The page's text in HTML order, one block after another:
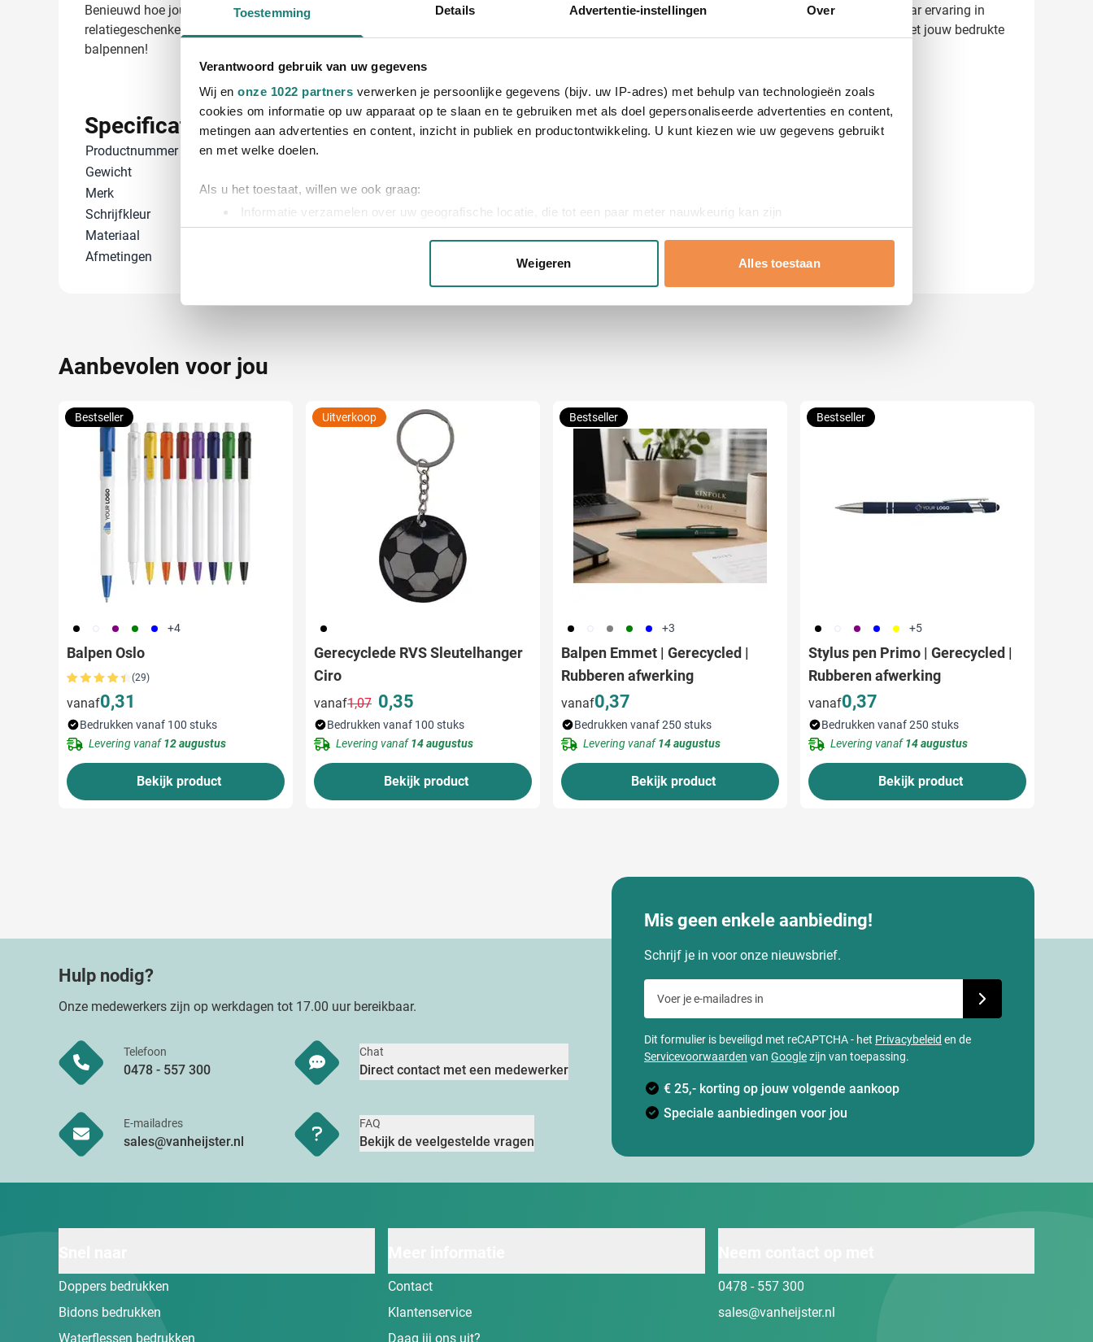
Toestemming Details Advertentie-instellingen Over
Verantwoord gebruik van uw gegevens
Wij en onze 1022 partners verwerken je persoonlijke gegevens (bijv. uw IP-adres) met behulp van technologieën zoals
cookies om informatie op uw apparaat op te slaan en te gebruiken met als doel gepersonaliseerde advertenties en content,
metingen aan advertenties en content, inzicht in publiek en productontwikkeling. U kunt kiezen wie uw gegevens gebruikt
en met welke doelen.
Als u het toestaat, willen we ook graag:
Informatie verzamelen over uw geografische locatie, die tot een paar meter nauwkeurig kan zijn
Uw apparaat identificeren door het actief te scannen op specifieke eigenschappen (fingerprinting)
toestemming op elk moment wijzigen of intrekken in de Cookieverklaring.
verstrekt of die ze hebben verzameld op basis van uw gebruik van hun services.
Weigeren Alles toestaan
Benieuwd hoe jouw logo eruitziet op de BIC® Media Clic Ecolutions? Vraag een gratis digitaal voorbeeld aan en voorkom verrassingen. Met 45 jaar ervaring in
relatiegeschenken zorgt Van Heijster voor een perfect resultaat. Neem contact met ons op voor een offerte op maat - we helpen je graag verder met jouw bedrukte
balpennen!
Specificaties
Productnummer
750461
Gewicht
Merk
Bic
Schrijfkleur
Blauw, Zwart
Materiaal
Afmetingen
Aanbevolen voor jou
001 002 024 004 005 +4
Balpen Oslo
(29)
vanaf0,31
Bestseller
Bedrukken vanaf 100 stuks
Levering vanaf12 augustus
Bekijk product
001
Gerecyclede RVS Sleutelhanger
Ciro
vanaf
Normale prijs
1,07 0,35
Uitverkoop
Bedrukken vanaf 100 stuks
Levering vanaf14 augustus
Bekijk product
001 002 003 004 005 +3
Balpen Emmet | Gerecycled |
Rubberen afwerking
vanaf0,37
Bestseller
Bedrukken vanaf 250 stuks
Levering vanaf14 augustus
Bekijk product
001 002 024 005 006 +5
Stylus pen Primo | Gerecycled |
Rubberen afwerking
vanaf0,37
Bestseller
Bedrukken vanaf 250 stuks
Levering vanaf14 augustus
Bekijk product
Hulp nodig?
Onze medewerkers zijn op werkdagen tot 17.00 uur bereikbaar.
Telefoon
0478 - 557 300
Chat
Direct contact met een medewerker
E-mailadres
sales@vanheijster.nl
FAQ
Bekijk de veelgestelde vragen
Mis geen enkele aanbieding!
Schrijf je in voor onze nieuwsbrief.
Dit formulier is beveiligd met reCAPTCHA - het Privacybeleid en de
Servicevoorwaarden van Googlezijn van toepassing.
€ 25,- korting op jouw volgende aankoop
Speciale aanbiedingen voor jou
Doppers bedrukken
Bidons bedrukken
Waterflessen bedrukken
Contact
Klantenservice
Daag jij ons uit?
0478 - 557 300
sales@vanheijster.nl